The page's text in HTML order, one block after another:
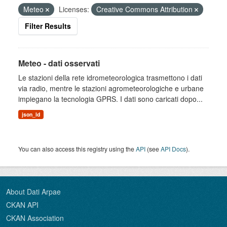
Meteo
Licenses:
Creative Commons Attribution
Filter Results
Meteo - dati osservati
Le stazioni della rete idrometeorologica trasmettono i dati
via radio, mentre le stazioni agrometeorologiche e urbane
impiegano la tecnologia GPRS. I dati sono caricati dopo...
json_ld
You can also access this registry using theAPI (seeAPI Docs).
About Dati Arpae
CKAN API
CKAN Association